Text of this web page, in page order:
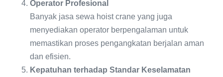
Operator Profesional
Banyak jasa sewa hoist crane yang juga
menyediakan operator berpengalaman untuk
memastikan proses pengangkatan berjalan aman
dan efisien.
Kepatuhan terhadap Standar Keselamatan